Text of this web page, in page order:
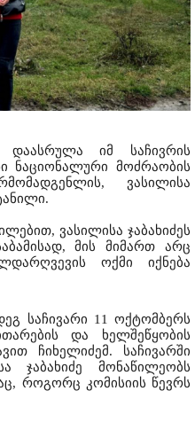
იმ საჩივრის
ნაციონალური მოძრაობის
ვასილისა
ვასილისა ჯაბახიძეს
მის მიმართ არც
ოქმი იქნება
საჩივარი 11 ოქტომბერს
და ხელშეწყობის
ჩიხელიძემ. საჩივარში
ჯაბახიძე მონაწილეობს
როგორც კომისიის წევრს